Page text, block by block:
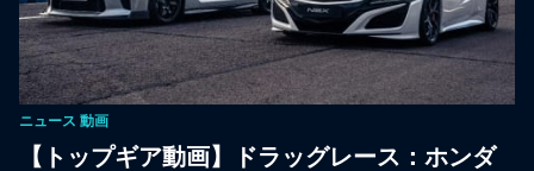
ニュース 動画
【トップギア動画】ドラッグレース：ホンダ